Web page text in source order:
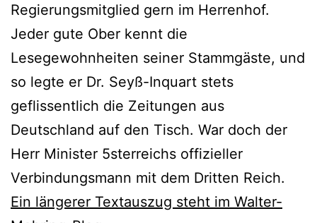
Regierungsmitglied gern im Herrenhof.
Jeder gute Ober kennt die
Lesegewohnheiten seiner Stammgäste, und
so legte er Dr. Seyß-Inquart stets
geflissentlich die Zeitungen aus
Deutschland auf den Tisch. War doch der
Herr Minister 5sterreichs offizieller
Verbindungsmann mit dem Dritten Reich.
Ein längerer Textauszug steht im Walter-